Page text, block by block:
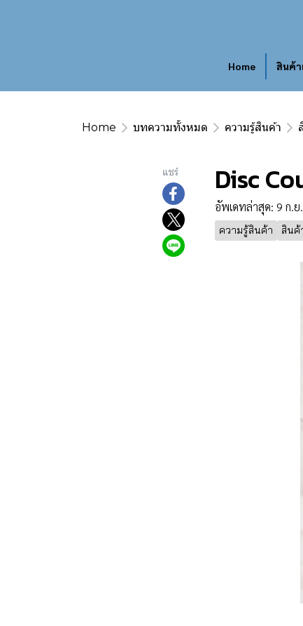
Home สินค้า
Home บทความทั้งหมด ความรู้สินค้า
แชร์ Disc
อัพเดทล่าสุด: 9 ก.
ความรู้สินค้า สินค้